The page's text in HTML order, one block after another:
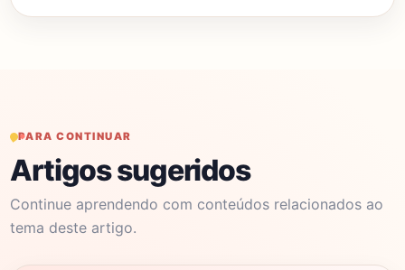
PARA CONTINUAR
Artigos sugeridos
Continue aprendendo com conteúdos relacionados ao
tema deste artigo.